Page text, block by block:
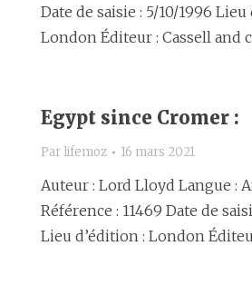
Date de saisie : 5/10/1996 Lieu
London Éditeur : Cassell and
Egypt since Cromer :
Par lifemoz 16 mars 2021
Auteur : Lord Lloyd Langue :
Référence : 11469 Date de
Lieu d’édition : London